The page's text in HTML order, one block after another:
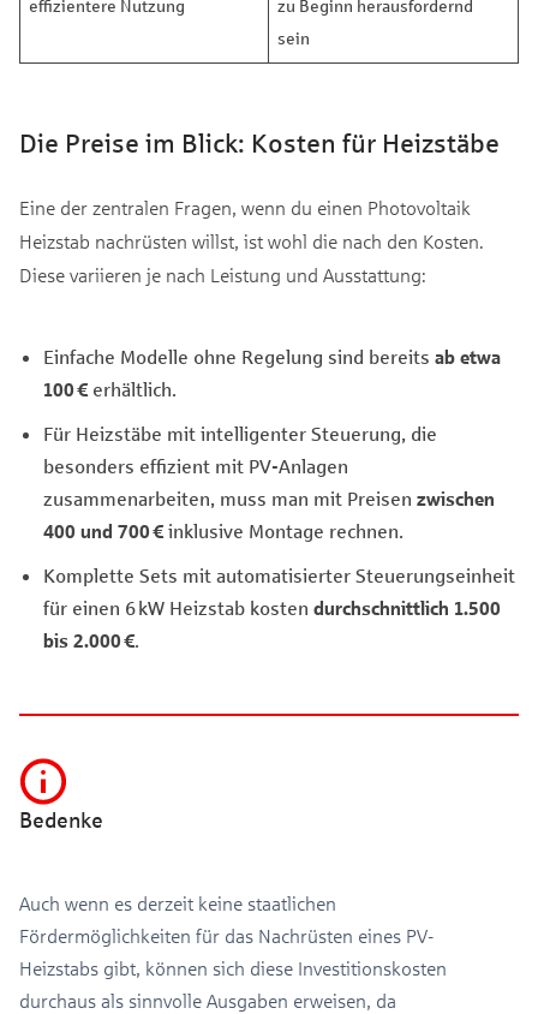
effizientere Nutzung
zu Beginn herausfordernd
sein
Die Preise im Blick: Kosten für Heizstäbe
Eine der zentralen Fragen, wenn du einen Photovoltaik
Heizstab nachrüsten willst, ist wohl die nach den Kosten.
Diese variieren je nach Leistung und Ausstattung:
Einfache Modelle ohne Regelung sind bereits ab etwa
100 € erhältlich.
Für Heizstäbe mit intelligenter Steuerung, die
besonders effizient mit PV-Anlagen
zusammenarbeiten, muss man mit Preisen zwischen
400 und 700 € inklusive Montage rechnen.
Komplette Sets mit automatisierter Steuerungseinheit
für einen 6 kW Heizstab kosten durchschnittlich 1.500
bis 2.000 €.
Bedenke
Auch wenn es derzeit keine staatlichen
Fördermöglichkeiten für das Nachrüsten eines PV-
Heizstabs gibt, können sich diese Investitionskosten
durchaus als sinnvolle Ausgaben erweisen, da